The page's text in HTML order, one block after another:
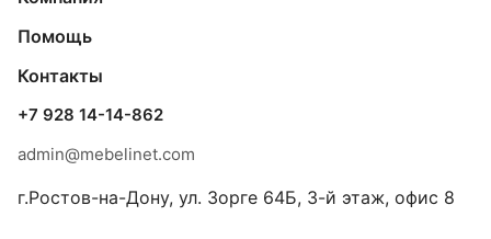
Помощь
Контакты
+7 928 14-14-862
admin@mebelinet.com
г.Ростов-на-Дону, ул. Зорге 64Б, 3-й этаж, офис 8